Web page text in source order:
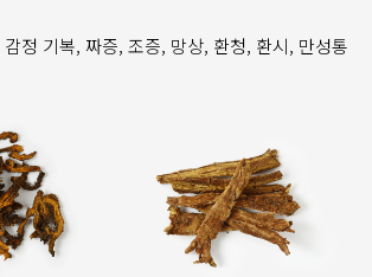
정 기복, 짜증, 조증, 망상, 환청, 환시, 만성통